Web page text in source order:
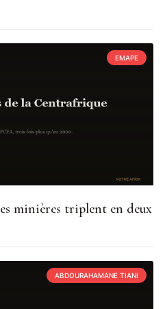
EMAPE
minières triplent en deux
ABDOURAHAMANE TIANI